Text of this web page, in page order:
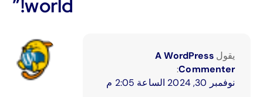
world!
”
يقول A WordPress
Commenter
:
نوفمبر 30, 2024 الساعة 2:05 م